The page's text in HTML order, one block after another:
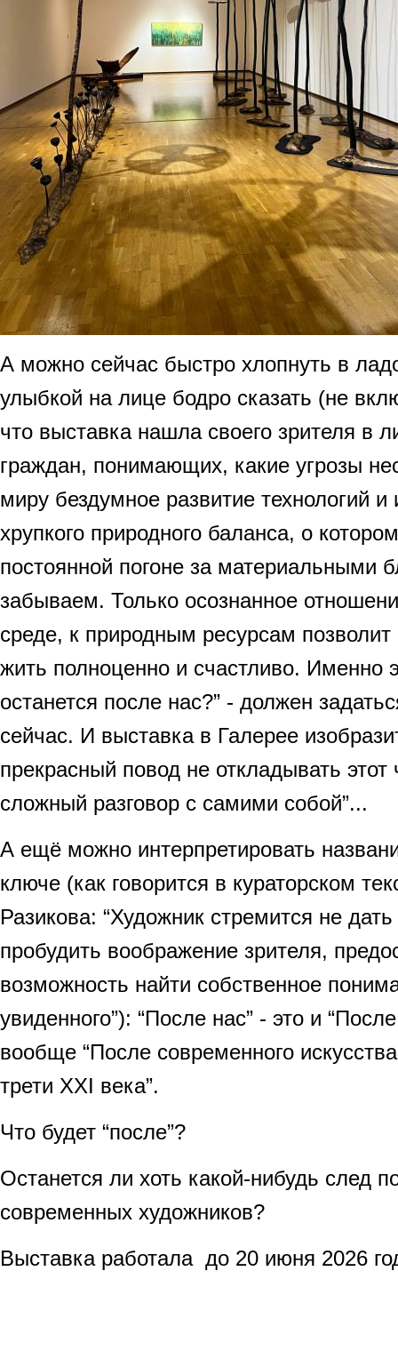
А можно сейчас быстро хлопнуть в
улыбкой на лице бодро сказать (не
что выставка нашла своего зрителя в
граждан, понимающих, какие угрозы
миру бездумное развитие технологий и
хрупкого природного баланса, о
постоянной погоне за материальными
забываем. Только осознанное
среде, к природным ресурсам
жить полноценно и счастливо. Именно
останется после нас?” - должен
сейчас. И выставка в Галерее
прекрасный повод не откладывать этот
сложный разговор с самими собой”...
А ещё можно интерпретировать
ключе (как говорится в кураторском
Разикова: “Художник стремится не дать
пробудить воображение зрителя,
возможность найти собственное
увиденного”): “После нас” - это и
вообще “После современного
трети ХХI века”.
Что будет “после”?
Останется ли хоть какой-нибудь след
современных художников?
Выставка работала до 20 июня 2026